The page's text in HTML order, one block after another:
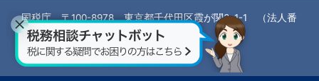
国税庁 〒100-8978 東京都千代田区霞が関3-1-1 （法人番
号7000012050002）
所在地情報